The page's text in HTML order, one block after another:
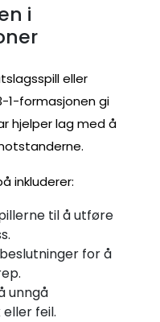
i
eller
1-formasjonen gi
hjelper lag med å
inkluderer:
til å utføre
for å
unngå
feil.